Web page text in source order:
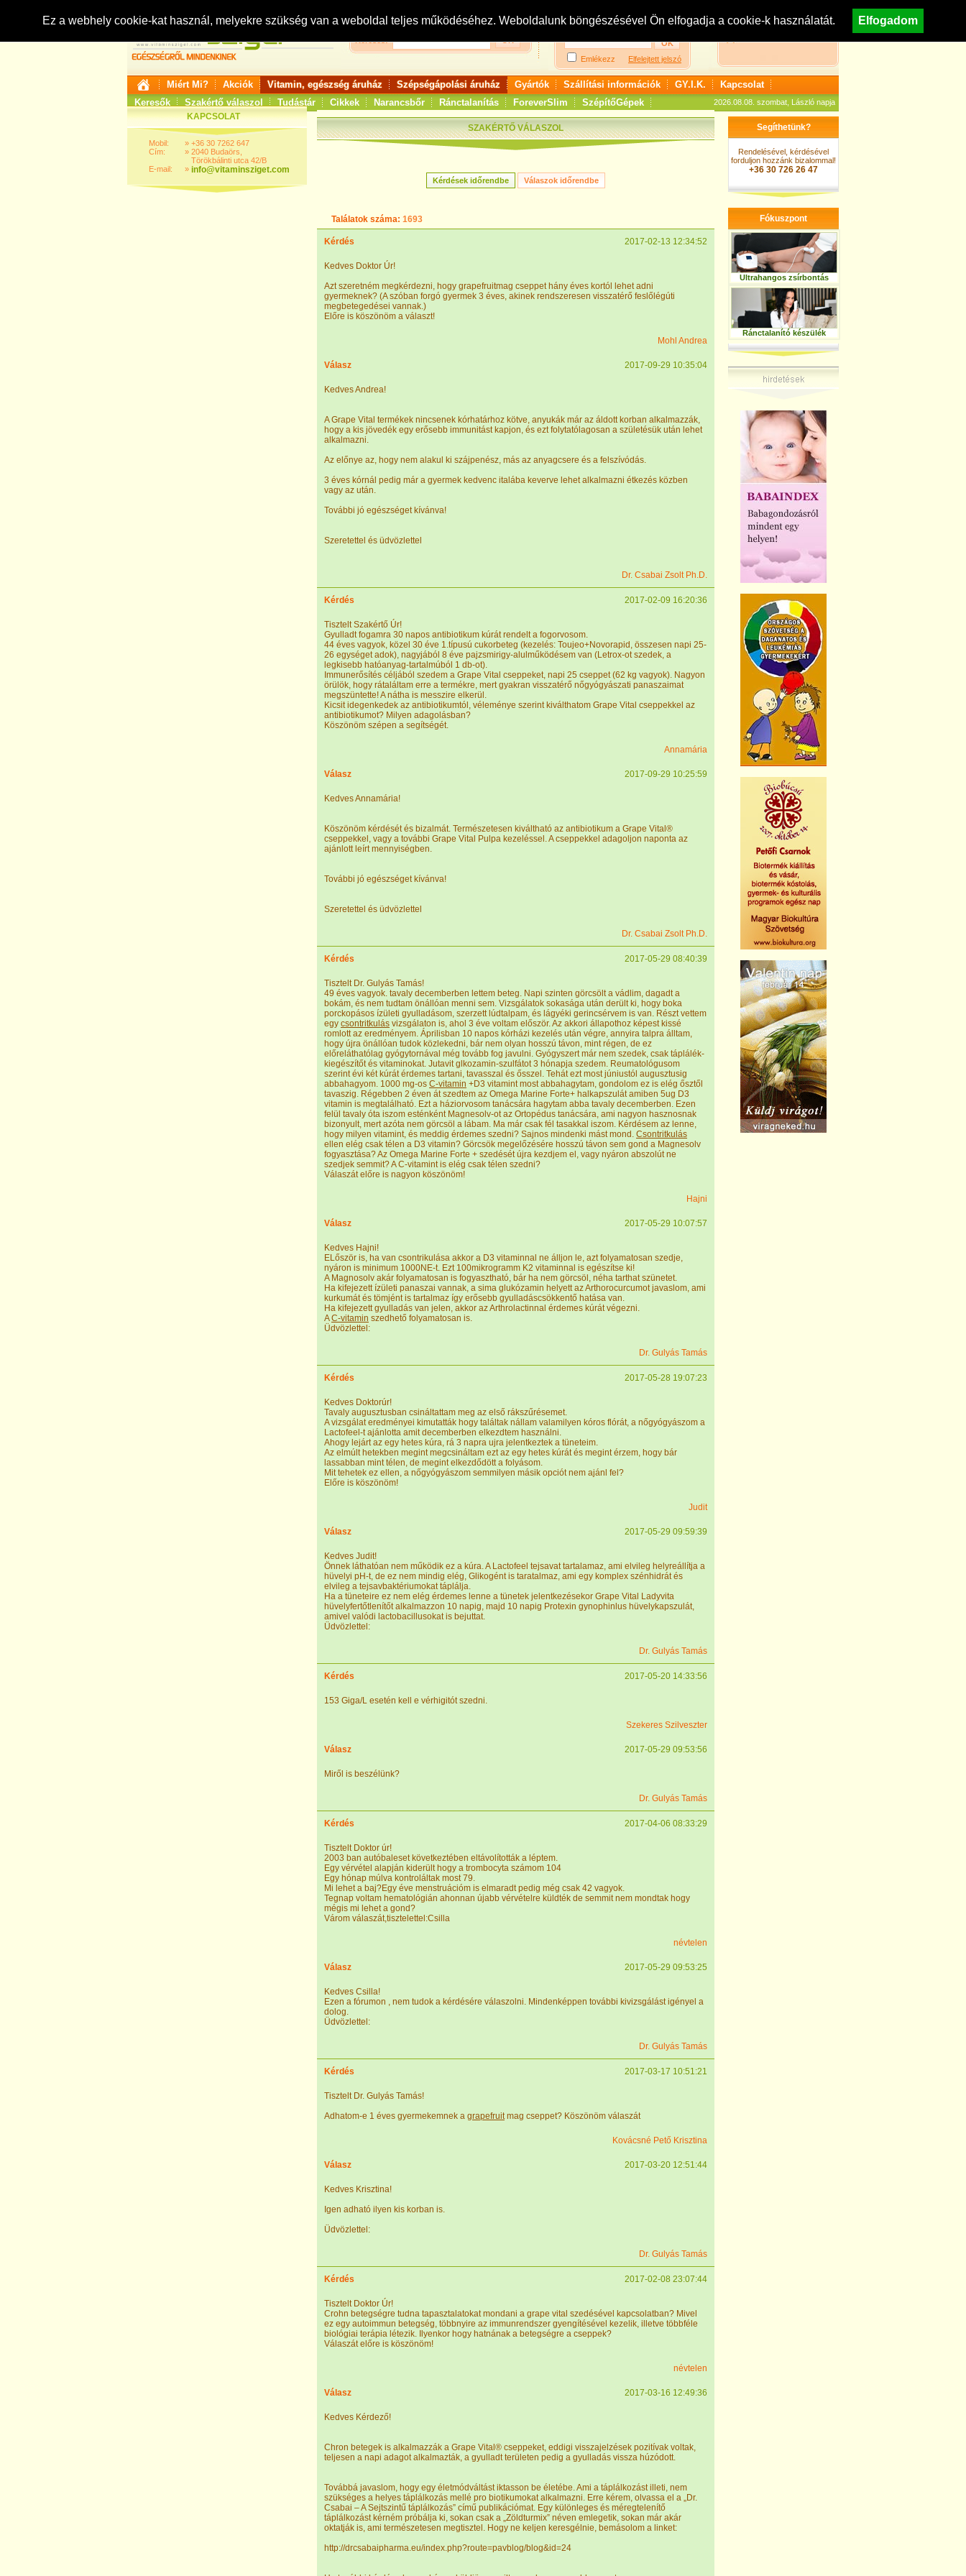
Ez a webhely cookie-kat használ, melyekre szükség van a weboldal teljes működéséhez. Weboldalunk böngészésével Ön elfogadja a cookie-k használatát. Elfogadom
Keresés:
Bejelentkezés: Regisztráció
Emlékezz Elfelejtett jelszó
Nézzen körül áruházunkban!
Miért Mi? Akciók Vitamin, egészség áruház Szépségápolási áruház Gyártók Szállítási információk GY.I.K.
Kapcsolat
Keresők
Szakértő válaszol Tudástár Cikkek Narancsbőr Ránctalanítás ForeverSlim SzépítőGépek 2026.08.08. szombat, László napja
KAPCSOLAT
Mobil:
Cím:
E-mail:
»
»
»
+36 30 7262 647
2040 Budaörs,
Törökbálinti utca 42/B
info@vitaminsziget.com
SZAKÉRTŐ VÁLASZOL
Találatok száma: 1693
Kérdés 2017-02-13 12:34:52
Kedves Doktor Úr!
Azt szeretném megkérdezni, hogy grapefruitmag cseppet hány éves kortól lehet adni
gyermeknek? (A szóban forgó gyermek 3 éves, akinek rendszeresen visszatérő feslőlégúti
megbetegedései vannak.)
Előre is köszönöm a választ!
Mohl Andrea
Válasz 2017-09-29 10:35:04
Kedves Andrea!
A Grape Vital termékek nincsenek kórhatárhoz kötve, anyukák már az áldott korban alkalmazzák,
hogy a kis jövedék egy erősebb immunitást kapjon, és ezt folytatólagosan a születésük után lehet
alkalmazni.
Az előnye az, hogy nem alakul ki szájpenész, más az anyagcsere és a felszívódás.
3 éves kórnál pedig már a gyermek kedvenc italába keverve lehet alkalmazni étkezés közben
vagy az után.
További jó egészséget kívánva!
Szeretettel és üdvözlettel
Dr. Csabai Zsolt Ph.D.
Kérdés 2017-02-09 16:20:36
Tisztelt Szakértő Úr!
Gyulladt fogamra 30 napos antibiotikum kúrát rendelt a fogorvosom.
44 éves vagyok, közel 30 éve 1.típusú cukorbeteg (kezelés: Toujeo+Novorapid, összesen napi 25-
26 egységet adok), nagyjából 8 éve pajzsmirigy-alulműködésem van (Letrox-ot szedek, a
legkisebb hatóanyag-tartalmúból 1 db-ot).
Immunerősítés céljából szedem a Grape Vital cseppeket, napi 25 cseppet (62 kg vagyok). Nagyon
örülök, hogy rátaláltam erre a termékre, mert gyakran visszatérő nőgyógyászati panaszaimat
megszüntette! A nátha is messzire elkerül.
Kicsit idegenkedek az antibiotikumtól, véleménye szerint kiválthatom Grape Vital cseppekkel az
antibiotikumot? Milyen adagolásban?
Köszönöm szépen a segítségét.
Annamária
Válasz 2017-09-29 10:25:59
Kedves Annamária!
Köszönöm kérdését és bizalmát. Természetesen kiváltható az antibiotikum a Grape Vital®
cseppekkel, vagy a további Grape Vital Pulpa kezeléssel. A cseppekkel adagoljon naponta az
ajánlott leírt mennyiségben.
További jó egészséget kívánva!
Szeretettel és üdvözlettel
Dr. Csabai Zsolt Ph.D.
Kérdés 2017-05-29 08:40:39
Tisztelt Dr. Gulyás Tamás!
49 éves vagyok. tavaly decemberben lettem beteg. Napi szinten görcsölt a vádlim, dagadt a
bokám, és nem tudtam önállóan menni sem. Vizsgálatok sokasága után derült ki, hogy boka
porckopásos ízületi gyulladásom, szerzett lúdtalpam, és lágyéki gerincsérvem is van. Részt vettem
egy csontritkulás vizsgálaton is, ahol 3 éve voltam először. Az akkori állapothoz képest kissé
romlott az eredményem. Áprilisban 10 napos kórházi kezelés után végre, annyira talpra álltam,
hogy újra önállóan tudok közlekedni, bár nem olyan hosszú távon, mint régen, de ez
előreláthatólag gyógytornával még tovább fog javulni. Gyógyszert már nem szedek, csak táplálék-
kiegészítőt és vitaminokat. Jutavit glkozamin-szulfátot 3 hónapja szedem. Reumatológusom
szerint évi két kúrát érdemes tartani, tavasszal és ősszel. Tehát ezt most júniustól augusztusig
abbahagyom. 1000 mg-os C-vitamin +D3 vitamint most abbahagytam, gondolom ez is elég ősztől
tavaszig. Régebben 2 éven át szedtem az Omega Marine Forte+ halkapszulát amiben 5ug D3
vitamin is megtalálható. Ezt a háziorvosom tanácsára hagytam abba tavaly decemberben. Ezen
felül tavaly óta iszom esténként Magnesolv-ot az Ortopédus tanácsára, ami nagyon hasznosnak
bizonyult, mert azóta nem görcsöl a lábam. Ma már csak fél tasakkal iszom. Kérdésem az lenne,
hogy milyen vitamint, és meddig érdemes szedni? Sajnos mindenki mást mond. Csontritkulás
ellen elég csak télen a D3 vitamin? Görcsök megelőzésére hosszú távon sem gond a Magnesolv
fogyasztása? Az Omega Marine Forte + szedését újra kezdjem el, vagy nyáron abszolút ne
szedjek semmit? A C-vitamint is elég csak télen szedni?
Válaszát előre is nagyon köszönöm!
Hajni
Válasz 2017-05-29 10:07:57
Kedves Hajni!
ELőször is, ha van csontrikulása akkor a D3 vitaminnal ne álljon le, azt folyamatosan szedje,
nyáron is minimum 1000NE-t. Ezt 100mikrogramm K2 vitaminnal is egészítse ki!
A Magnosolv akár folyamatosan is fogyasztható, bár ha nem görcsöl, néha tarthat szünetet.
Ha kifejezett ízületi panaszai vannak, a sima glukózamin helyett az Arthorocurcumot javaslom, ami
kurkumát és tömjént is tartalmaz így erősebb gyulladáscsökkentő hatása van.
Ha kifejezett gyulladás van jelen, akkor az Arthrolactinnal érdemes kúrát végezni.
AC-vitamin szedhető folyamatosan is.
Üdvözlettel:
Dr. Gulyás Tamás
Kérdés 2017-05-28 19:07:23
Kedves Doktorúr!
Tavaly augusztusban csináltattam meg az első rákszűrésemet.
A vizsgálat eredményei kimutatták hogy találtak nállam valamilyen kóros flórát, a nőgyógyászom a
Lactofeel-t ajánlotta amit decemberben elkezdtem használni.
Ahogy lejárt az egy hetes kúra, rá 3 napra ujra jelentkeztek a tüneteim.
Az elmúlt hetekben megint megcsináltam ezt az egy hetes kúrát és megint érzem, hogy bár
lassabban mint télen, de megint elkezdődött a folyásom.
Mit tehetek ez ellen, a nőgyógyászom semmilyen másik opciót nem ajánl fel?
Előre is köszönöm!
Judit
Válasz 2017-05-29 09:59:39
Kedves Judit!
Önnek láthatóan nem működik ez a kúra. A Lactofeel tejsavat tartalamaz, ami elvileg helyreállítja a
hüvelyi pH-t, de ez nem mindig elég, Glikogént is taratalmaz, ami egy komplex szénhidrát és
elvileg a tejsavbaktériumokat táplálja.
Ha a tüneteire ez nem elég érdemes lenne a tünetek jelentkezésekor Grape Vital Ladyvita
hüvelyfertőtlenítőt alkalmazzon 10 napig, majd 10 napig Protexin gynophinlus hüvelykapszulát,
amivel valódi lactobacillusokat is bejuttat.
Üdvözlettel:
Dr. Gulyás Tamás
Kérdés 2017-05-20 14:33:56
153 Giga/L esetén kell e vérhigitót szedni.
Szekeres Szilveszter
Válasz 2017-05-29 09:53:56
Miről is beszélünk?
Dr. Gulyás Tamás
Kérdés 2017-04-06 08:33:29
Tisztelt Doktor úr!
2003 ban autóbaleset következtében eltávolították a léptem.
Egy vérvétel alapján kiderült hogy a trombocyta számom 104
Egy hónap múlva kontroláltak most 79.
Mi lehet a baj?Egy éve menstruációm is elmaradt pedig még csak 42 vagyok.
Tegnap voltam hematológián ahonnan újabb vérvételre küldték de semmit nem mondtak hogy
mégis mi lehet a gond?
Várom válaszát,tisztelettel:Csilla
névtelen
Válasz 2017-05-29 09:53:25
Kedves Csilla!
Ezen a fórumon , nem tudok a kérdésére válaszolni. Mindenképpen további kivizsgálást igényel a
dolog.
Üdvözlettel:
Dr. Gulyás Tamás
Kérdés 2017-03-17 10:51:21
Tisztelt Dr. Gulyás Tamás!
Adhatom-e 1 éves gyermekemnek a grapefruitmag cseppet? Köszönöm válaszát
Kovácsné Pető Krisztina
Válasz 2017-03-20 12:51:44
Kedves Krisztina!
Igen adható ilyen kis korban is.
Üdvözlettel:
Dr. Gulyás Tamás
Kérdés 2017-02-08 23:07:44
Tisztelt Doktor Úr!
Crohn betegségre tudna tapasztalatokat mondani a grape vital szedésével kapcsolatban? Mivel
ez egy autoimmun betegség, többnyire az immunrendszer gyengítésével kezelik, illetve többféle
biológiai terápia létezik. Ilyenkor hogy hatnának a betegségre a cseppek?
Válaszát előre is köszönöm!
névtelen
Válasz 2017-03-16 12:49:36
Kedves Kérdező!
Chron betegek is alkalmazzák a Grape Vital® cseppeket, eddigi visszajelzések pozitívak voltak,
teljesen a napi adagot alkalmazták, a gyulladt területen pedig a gyulladás vissza húzódott.
Továbbá javaslom, hogy egy életmódváltást iktasson be életébe. Ami a táplálkozást illeti, nem
szükséges a helyes táplálkozás mellé pro biotikumokat alkalmazni. Erre kérem, olvassa el a „Dr.
Csabai – A Sejtszintű táplálkozás” című publikációmat. Egy különleges és méregtelenítő
táplálkozást kérném próbálja ki, sokan csak a „Zöldturmix” néven emlegetik, sokan már akár
oktatják is, ami természetesen megtisztel. Hogy ne keljen keresgélnie, bemásolom a linket:
http://drcsabaipharma.eu/index.php?route=pavblog/blog&id=24
Segíthetünk?
Rendelésével, kérdésével
forduljon hozzánk bizalommal!
+36 30 726 26 47
Fókuszpont
Ultrahangos zsírbontás
Ránctalanító készülék